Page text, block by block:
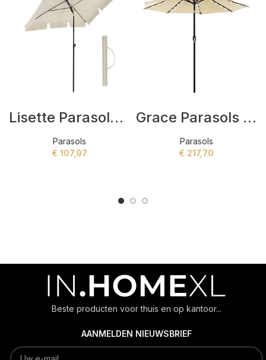
Lisette Parasols Beige
Parasols
€ 107,97
Grace Parasols Beige
Parasols
€ 217,70
Beste producten voor thuis en op kantoor...
AANMELDEN NIEUWSBRIEF